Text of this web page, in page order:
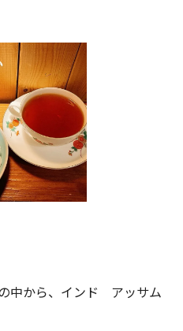
中から、インド アッサム